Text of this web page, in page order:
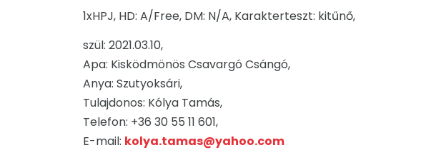
1xHPJ, HD: A/Free, DM: N/A, Karakterteszt: kitűnő,
szül: 2021.03.10,
Apa: Kisködmönös Csavargó Csángó,
Anya: Szutyoksári,
Tulajdonos: Kólya Tamás,
Telefon: +36 30 55 11 601,
E-mail: kolya.tamas@yahoo.com